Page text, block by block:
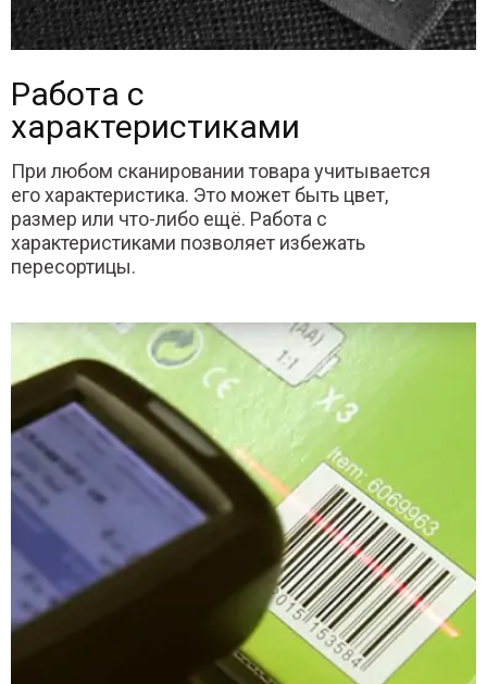
Работа с
характеристиками
При любом сканировании товара учитывается
его характеристика. Это может быть цвет,
размер или что-либо ещё. Работа с
характеристиками позволяет избежать
пересортицы.